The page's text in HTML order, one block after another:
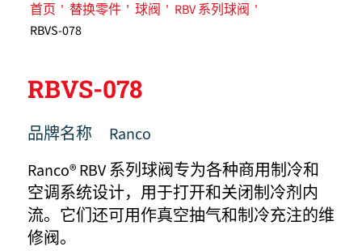
首页 ' 替换零件 ' 球阀 ' RBV 系列球阀 '
RBVS-078
RBVS-078
品牌名称
Ranco
Ranco® RBV 系列球阀专为各种商用制冷和
空调系统设计，用于打开和关闭制冷剂内
流。它们还可用作真空抽气和制冷充注的维
修阀。